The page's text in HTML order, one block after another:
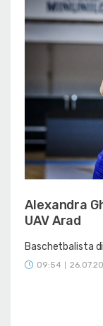
Alexandra
UAV Arad
Baschetbalista
09:54